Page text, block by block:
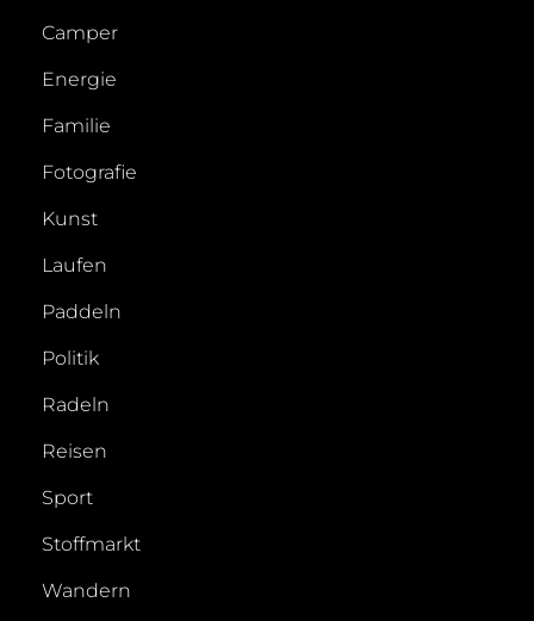
Camper
Energie
Familie
Fotografie
Kunst
Laufen
Paddeln
Politik
Radeln
Reisen
Sport
Stoffmarkt
Wandern